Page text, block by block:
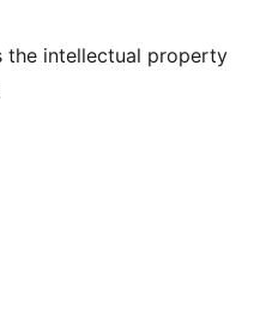
the intellectual property